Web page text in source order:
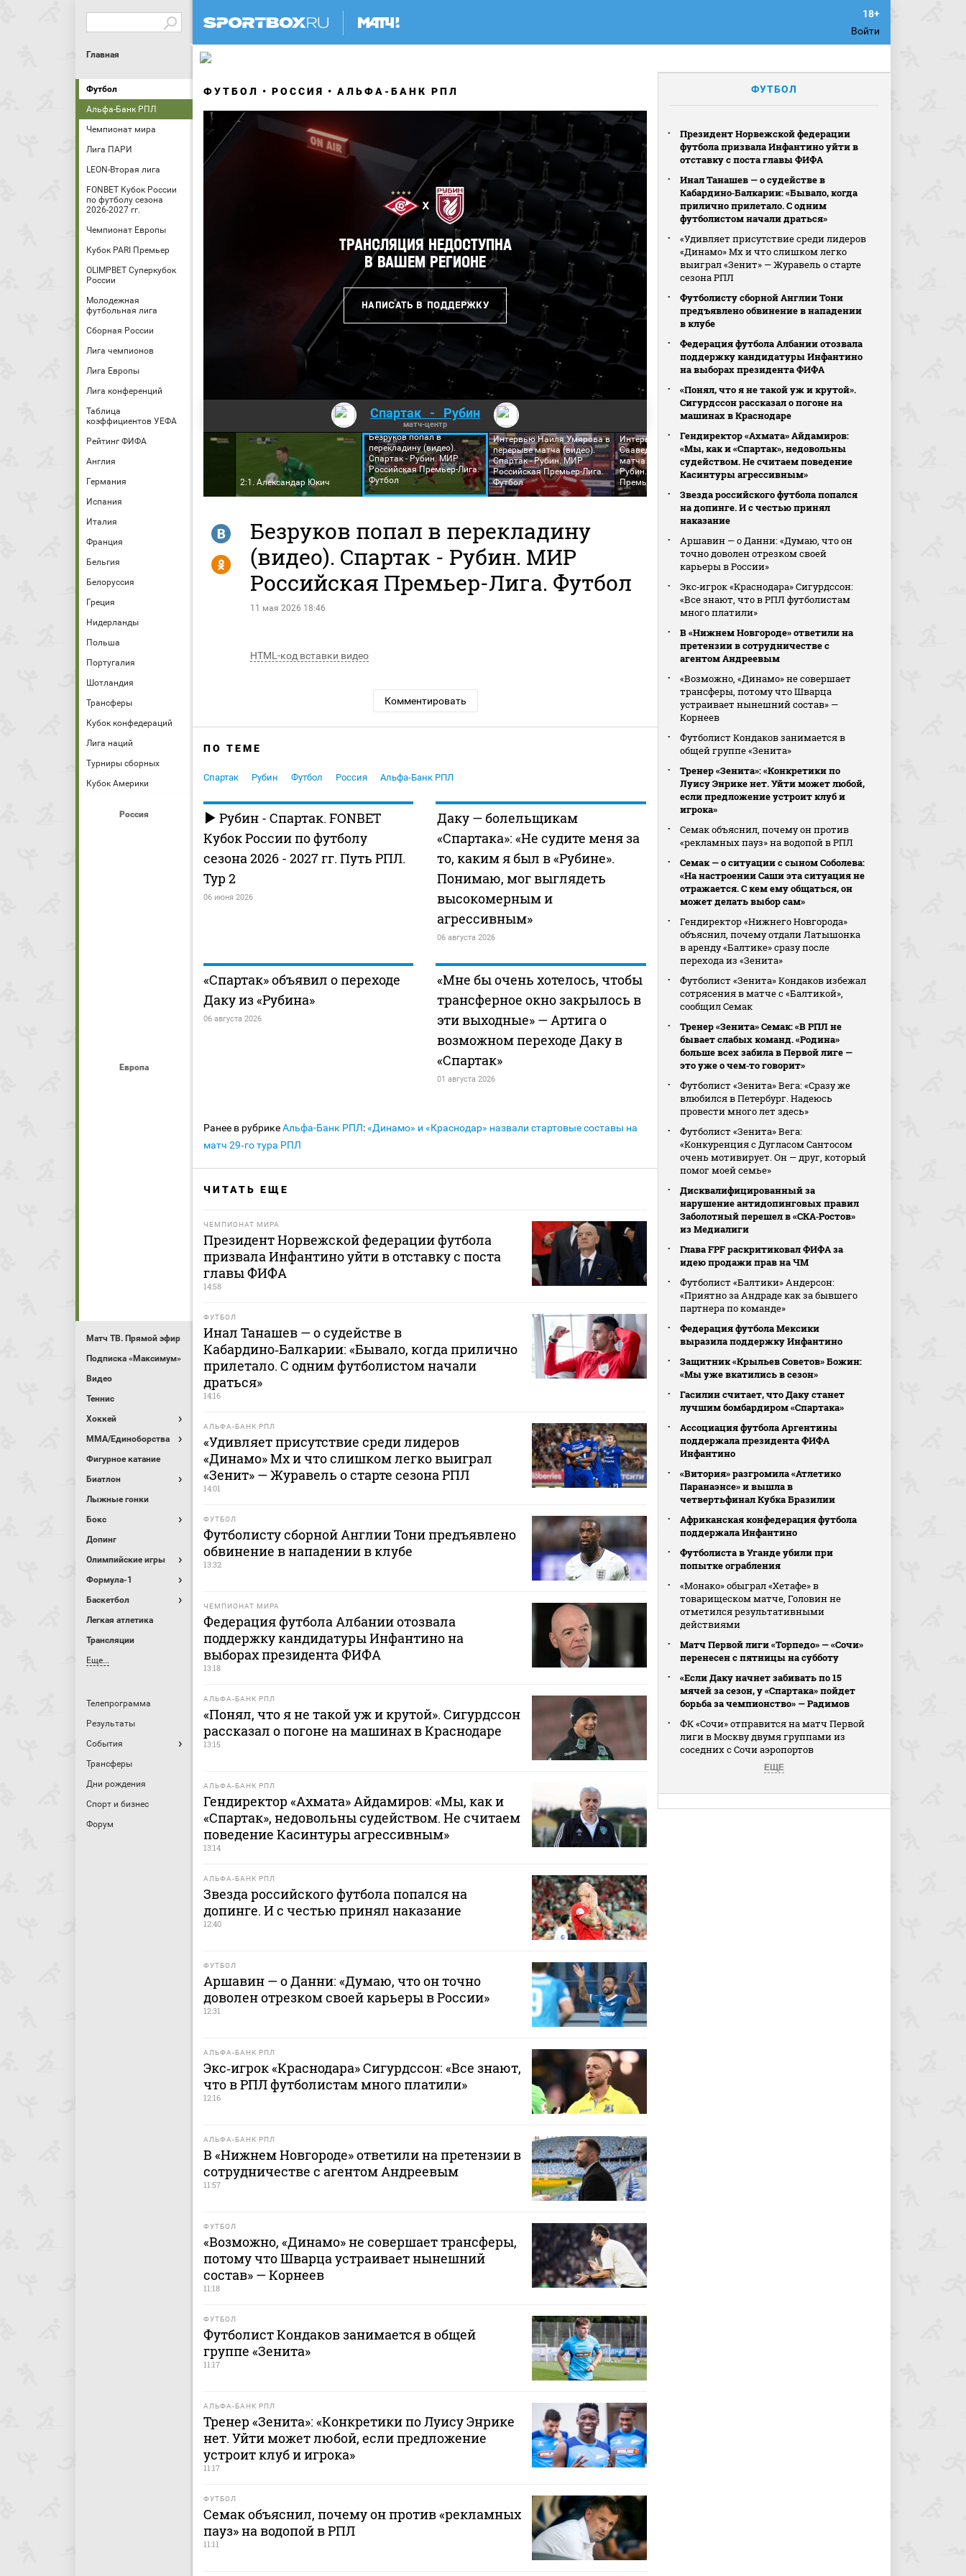
Войти
Главная
Футбол
Альфа-Банк РПЛ
Чемпионат мира
Лига ПАРИ
LEON-Вторая лига
FONBET Кубок России
по футболу сезона
2026-2027 гг.
Чемпионат Европы
Кубок PARI Премьер
OLIMPBET Суперкубок
России
Молодежная
футбольная лига
Сборная России
Лига чемпионов
Лига Европы
Лига конференций
Таблица
коэффициентов УЕФА
Рейтинг ФИФА
Англия
Германия
Испания
Италия
Франция
Бельгия
Белоруссия
Греция
Нидерланды
Польша
Португалия
Шотландия
Трансферы
Кубок конфедераций
Лига наций
Турниры сборных
Кубок Америки
Россия
Европа
Матч ТВ. Прямой эфир
Подписка «Максимум»
Видео
Теннис
Хоккей
MMA/Единоборства
Фигурное катание
Биатлон
Лыжные гонки
Бокс
Допинг
Олимпийские игры
Формула-1
Баскетбол
Легкая атлетика
Трансляции
Еще...
Телепрограмма
Результаты
События
Трансферы
Дни рождения
Спорт и бизнес
Форум
ФУТБОЛ РОССИЯ АЛЬФА-БАНК РПЛ
Спартак - Рубин
матч-центр
2:0. Пабло Солари 2:1. Александар Юкич
Безруков попал в
перекладину (видео).
Спартак - Рубин. МИР
Российская Премьер-Лига.
Футбол
Интервью Наиля Умярова в
перерыве матча (видео).
Спартак - Рубин. МИР
Российская Премьер-Лига.
Футбол
Интервью Игнасио
Сааведры в перерыве
матча (видео). Спартак -
Рубин. МИР Российская
Премьер-Лига. Футбол
Интервью Кристофера Ву
после матча (видео).
Спартак - Рубин. МИР
Российская Премьер-Лига.
Футбол
Безруков попал в перекладину
(видео). Спартак - Рубин. МИР
Российская Премьер-Лига. Футбол
11 мая 2026 18:46
R
Y
HTML-код вставки видео
Комментировать
ПО ТЕМЕ
Спартак Рубин Футбол Россия Альфа-Банк РПЛ
Рубин - Спартак. FONBET
Кубок России по футболу
сезона 2026 - 2027 гг. Путь РПЛ.
Тур 2
06 июня 2026
Даку — болельщикам
«Спартака»: «Не судите меня за
то, каким я был в «Рубине».
Понимаю, мог выглядеть
высокомерным и
агрессивным»
06 августа 2026
«Спартак» объявил о переходе
Даку из «Рубина»
06 августа 2026
«Мне бы очень хотелось, чтобы
трансферное окно закрылось в
эти выходные» — Артига о
возможном переходе Даку в
«Спартак»
01 августа 2026
Ранее в рубрикеАльфа-Банк РПЛ:«Динамо» и «Краснодар» назвали стартовые составы на
матч 29‑го тура РПЛ
ЧИТАТЬ ЕЩЕ
ЧЕМПИОНАТ МИРА
Президент Норвежской федерации футбола
призвала Инфантино уйти в отставку с поста
главы ФИФА
14:58
ФУТБОЛ
Инал Танашев — о судействе в
Кабардино‑Балкарии: «Бывало, когда прилично
прилетало. С одним футболистом начали
драться»
14:16
АЛЬФА-БАНК РПЛ
«Удивляет присутствие среди лидеров
«Динамо» Мх и что слишком легко выиграл
«Зенит» — Журавель о старте сезона РПЛ
14:01
ФУТБОЛ
Футболисту сборной Англии Тони предъявлено
обвинение в нападении в клубе
13:32
ЧЕМПИОНАТ МИРА
Федерация футбола Албании отозвала
поддержку кандидатуры Инфантино на
выборах президента ФИФА
13:18
АЛЬФА-БАНК РПЛ
«Понял, что я не такой уж и крутой». Сигурдссон
рассказал о погоне на машинах в Краснодаре
13:15
АЛЬФА-БАНК РПЛ
Гендиректор «Ахмата» Айдамиров: «Мы, как и
«Спартак», недовольны судейством. Не считаем
поведение Касинтуры агрессивным»
13:14
АЛЬФА-БАНК РПЛ
Звезда российского футбола попался на
допинге. И с честью принял наказание
12:40
ФУТБОЛ
Аршавин — о Данни: «Думаю, что он точно
доволен отрезком своей карьеры в России»
12:31
АЛЬФА-БАНК РПЛ
Экс‑игрок «Краснодара» Сигурдссон: «Все знают,
что в РПЛ футболистам много платили»
12:16
АЛЬФА-БАНК РПЛ
В «Нижнем Новгороде» ответили на претензии в
сотрудничестве с агентом Андреевым
11:57
ФУТБОЛ
«Возможно, «Динамо» не совершает трансферы,
потому что Шварца устраивает нынешний
состав» — Корнеев
11:18
ФУТБОЛ
Футболист Кондаков занимается в общей
группе «Зенита»
11:17
АЛЬФА-БАНК РПЛ
Тренер «Зенита»: «Конкретики по Луису Энрике
нет. Уйти может любой, если предложение
устроит клуб и игрока»
11:17
ФУТБОЛ
Семак объяснил, почему он против «рекламных
пауз» на водопой в РПЛ
11:11
ФУТБОЛ
Президент Норвежской федерации
футбола призвала Инфантино уйти в
отставку с поста главы ФИФА
Инал Танашев — о судействе в
Кабардино‑Балкарии: «Бывало, когда
прилично прилетало. С одним
футболистом начали драться»
«Удивляет присутствие среди лидеров
«Динамо» Мх и что слишком легко
выиграл «Зенит» — Журавель о старте
сезона РПЛ
Футболисту сборной Англии Тони
предъявлено обвинение в нападении
в клубе
Федерация футбола Албании отозвала
поддержку кандидатуры Инфантино
на выборах президента ФИФА
«Понял, что я не такой уж и крутой».
Сигурдссон рассказал о погоне на
машинах в Краснодаре
Гендиректор «Ахмата» Айдамиров:
«Мы, как и «Спартак», недовольны
судейством. Не считаем поведение
Касинтуры агрессивным»
Звезда российского футбола попался
на допинге. И с честью принял
наказание
Аршавин — о Данни: «Думаю, что он
точно доволен отрезком своей
карьеры в России»
Экс‑игрок «Краснодара» Сигурдссон:
«Все знают, что в РПЛ футболистам
много платили»
В «Нижнем Новгороде» ответили на
претензии в сотрудничестве с
агентом Андреевым
«Возможно, «Динамо» не совершает
трансферы, потому что Шварца
устраивает нынешний состав» —
Корнеев
Футболист Кондаков занимается в
общей группе «Зенита»
Тренер «Зенита»: «Конкретики по
Луису Энрике нет. Уйти может любой,
если предложение устроит клуб и
игрока»
Семак объяснил, почему он против
«рекламных пауз» на водопой в РПЛ
Семак — о ситуации с сыном Соболева:
«На настроении Саши эта ситуация не
отражается. С кем ему общаться, он
может делать выбор сам»
Гендиректор «Нижнего Новгорода»
объяснил, почему отдали Латышонка
в аренду «Балтике» сразу после
перехода из «Зенита»
Футболист «Зенита» Кондаков избежал
сотрясения в матче с «Балтикой»,
сообщил Семак
Тренер «Зенита» Семак: «В РПЛ не
бывает слабых команд. «Родина»
больше всех забила в Первой лиге —
это уже о чем‑то говорит»
Футболист «Зенита» Вега: «Сразу же
влюбился в Петербург. Надеюсь
провести много лет здесь»
Футболист «Зенита» Вега:
«Конкуренция с Дугласом Сантосом
очень мотивирует. Он — друг, который
помог моей семье»
Дисквалифицированный за
нарушение антидопинговых правил
Заболотный перешел в «СКА‑Ростов»
из Медиалиги
Глава FPF раскритиковал ФИФА за
идею продажи прав на ЧМ
Футболист «Балтики» Андерсон:
«Приятно за Андраде как за бывшего
партнера по команде»
Федерация футбола Мексики
выразила поддержку Инфантино
Защитник «Крыльев Советов» Божин:
«Мы уже вкатились в сезон»
Гасилин считает, что Даку станет
лучшим бомбардиром «Спартака»
Ассоциация футбола Аргентины
поддержала президента ФИФА
Инфантино
«Витория» разгромила «Атлетико
Паранаэнсе» и вышла в
четвертьфинал Кубка Бразилии
Африканская конфедерация футбола
поддержала Инфантино
Футболиста в Уганде убили при
попытке ограбления
«Монако» обыграл «Хетафе» в
товарищеском матче, Головин не
отметился результативными
действиями
Матч Первой лиги «Торпедо» — «Сочи»
перенесен с пятницы на субботу
«Если Даку начнет забивать по 15
мячей за сезон, у «Спартака» пойдет
борьба за чемпионство» — Радимов
ФК «Сочи» отправится на матч Первой
лиги в Москву двумя группами из
соседних с Сочи аэропортов
ЕЩЕ